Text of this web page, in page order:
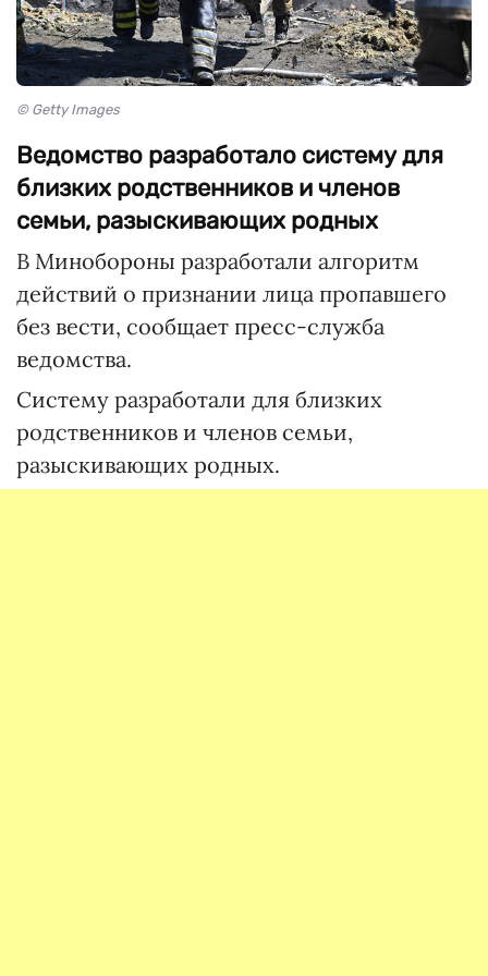
© Getty Images
Ведомство разработало систему для
близких родственников и членов
семьи, разыскивающих родных
В Минобороны разработали алгоритм
действий о признании лица пропавшего
без вести, сообщает пресс-служба
ведомства.
Систему разработали для близких
родственников и членов семьи,
разыскивающих родных.